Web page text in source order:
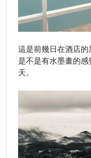
這是前幾日在酒店的
是不是有水墨畫的
天。